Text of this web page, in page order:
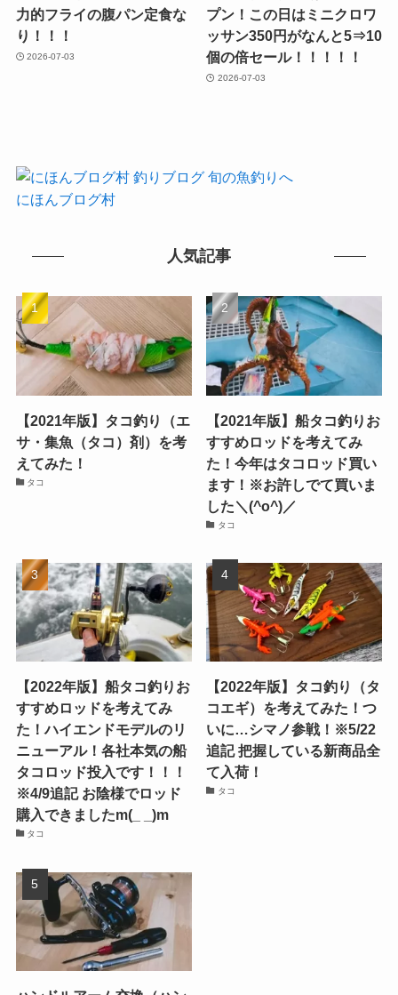
力的フライの腹パン定食な
り！！！
2026-07-03
プン！この日はミニクロワ
ッサン350円がなんと5⇒10
個の倍セール！！！！！
2026-07-03
にほんブログ村
人気記事
【2021年版】タコ釣り（エ
サ・集魚（タコ）剤）を考
えてみた！
タコ
【2021年版】船タコ釣りお
すすめロッドを考えてみ
た！今年はタコロッド買い
ます！※お許しでて買いま
した＼(^o^)／
タコ
【2022年版】船タコ釣りお
すすめロッドを考えてみ
た！ハイエンドモデルのリ
ニューアル！各社本気の船
タコロッド投入です！！！
※4/9追記 お陰様でロッド
購入できましたm(_ _)m
タコ
【2022年版】タコ釣り（タ
コエギ）を考えてみた！つ
いに…シマノ参戦！※5/22
追記 把握している新商品全
て入荷！
タコ